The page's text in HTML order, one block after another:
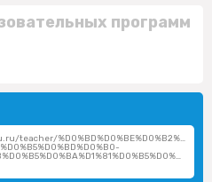
программ
teacher/